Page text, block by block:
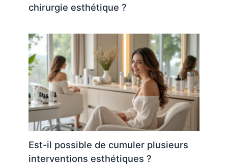
chirurgie esthétique ?
Est-il possible de cumuler plusieurs
interventions esthétiques ?